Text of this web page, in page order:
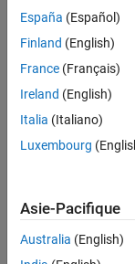
España (Español)
Finland (English)
France (Français)
Ireland (English)
Italia (Italiano)
Luxembourg
Asie-Pacifique
Australia (English)